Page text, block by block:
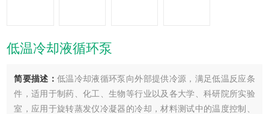
低温冷却液循环泵
简要描述： 低温冷却液循环泵向外部提供冷源，满足低温反应条
件，适用于制药、化工、生物等行业以及各大学、科研院所实验
室，应用于旋转蒸发仪冷凝器的冷却，材料测试中的温度控制、